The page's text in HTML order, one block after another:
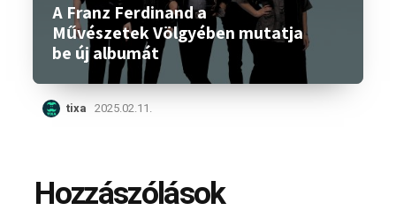
A Franz Ferdinand a
Művészetek Völgyében mutatja
be új albumát
tixa 2025.02.11.
Hozzászólások